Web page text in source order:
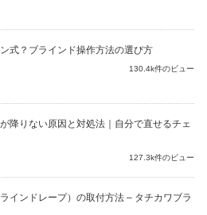
式？ブラインド操作方法の選び方
130.4k件のビュー
降りない原因と対処法｜自分で直せるチェ
127.3k件のビュー
インドレープ）の取付方法 – タチカワブラ